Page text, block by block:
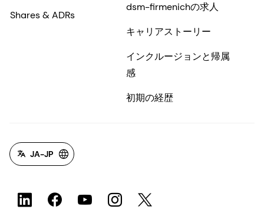
Shares & ADRs
dsm-firmenichの求人
キャリアストーリー
インクルージョンと帰属
感
初期の経歴
JA-JP